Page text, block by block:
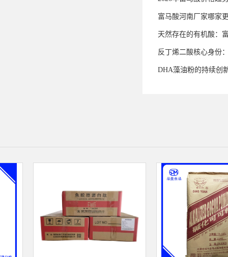
富马酸河南厂家哪家
天然存在的有机酸：
反丁烯二酸核心身份
DHA藻油粉的持续创